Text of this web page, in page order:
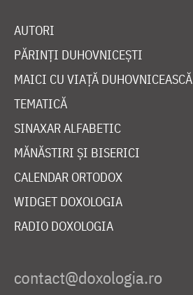
AUTORI
PĂRINȚI DUHOVNICEȘTI
MAICI CU VIAȚĂ DUHOVNICEASCĂ
TEMATICĂ
SINAXAR ALFABETIC
MĂNĂSTIRI ȘI BISERICI
CALENDAR ORTODOX
WIDGET DOXOLOGIA
RADIO DOXOLOGIA